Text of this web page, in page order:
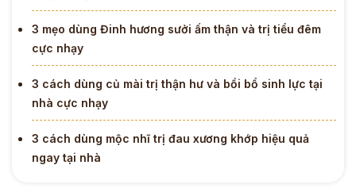
3 mẹo dùng Đinh hương sưởi ấm thận và trị tiểu đêm
cực nhạy
3 cách dùng củ mài trị thận hư và bồi bổ sinh lực tại
nhà cực nhạy
3 cách dùng mộc nhĩ trị đau xương khớp hiệu quả
ngay tại nhà